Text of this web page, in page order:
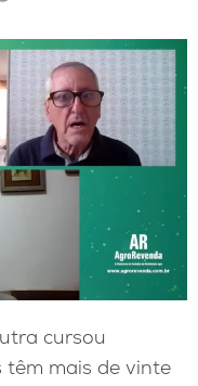
cursou
têm mais de vinte